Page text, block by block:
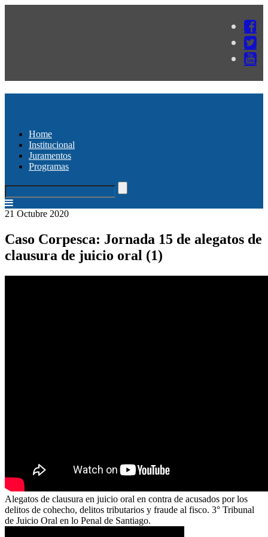
Home
Institucional
Juramentos
Programas
21 Octubre 2020
Caso Corpesca: Jornada 15 de alegatos de
clausura de juicio oral (1)
Alegatos de clausura en juicio oral en contra de acusados por los
delitos de cohecho, delitos tributarios y fraude al fisco. 3° Tribunal
de Juicio Oral en lo Penal de Santiago.